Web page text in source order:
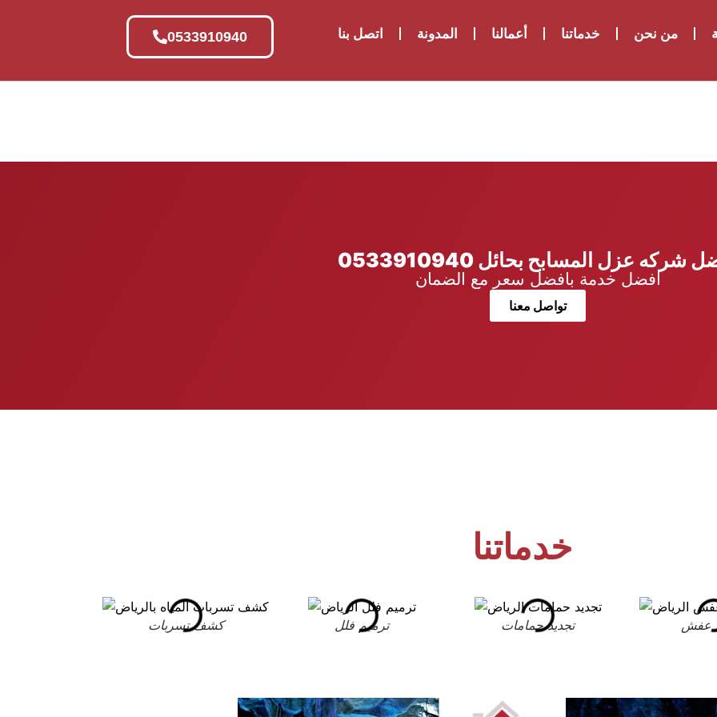
من نحن خدماتنا أعمالنا المدونة اتصل بنا 0533910940
شركه عزل المسابح بحائل 0533910940
افضل خدمة بافضل سعر مع الضمان
تواصل معنا
خدماتنا
كشف تسربات ترميم فلل تجديد حمامات عفش